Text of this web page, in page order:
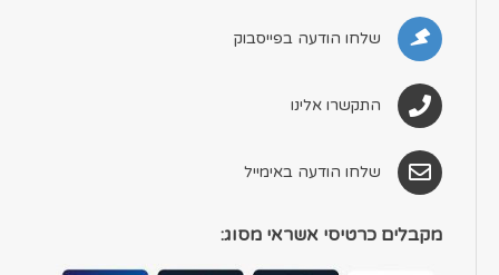
שלחו הודעה בפייסבוק
התקשרו אלינו
שלחו הודעה באימייל
מקבלים כרטיסי אשראי מסוג: